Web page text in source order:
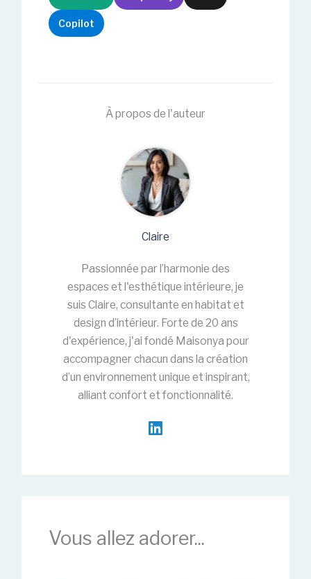
Copilot
À propos de l'auteur
Claire
Passionnée par l’harmonie des
espaces et l'esthétique intérieure, je
suis Claire, consultante en habitat et
design d’intérieur. Forte de 20 ans
d'expérience, j'ai fondé Maisonya pour
accompagner chacun dans la création
d’un environnement unique et inspirant,
alliant confort et fonctionnalité.
Vous allez adorer...